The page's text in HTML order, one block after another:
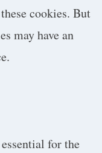
cookies. But
may have an
for the